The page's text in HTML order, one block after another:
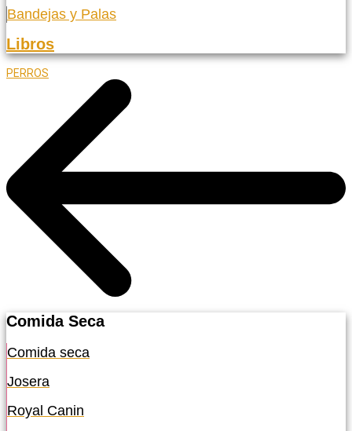
Bandejas y Palas
Libros
PERROS
Comida Seca
Comida seca
Josera
Royal Canin